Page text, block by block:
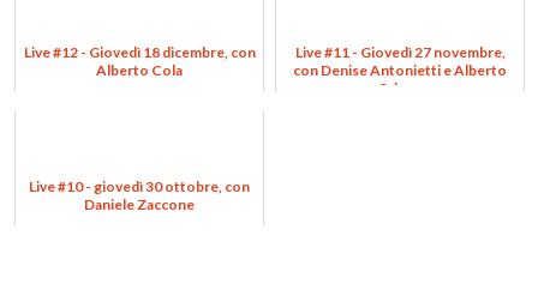
Live #12 - Giovedì 18 dicembre, con
Alberto Cola
Live #11 - Giovedì 27 novembre,
con Denise Antonietti e Alberto
Odone
Live #10 - giovedì 30 ottobre, con
Daniele Zaccone